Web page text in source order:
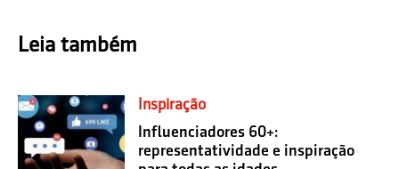
Leia também
Inspiração
Influenciadores 60+:
representatividade e inspiração